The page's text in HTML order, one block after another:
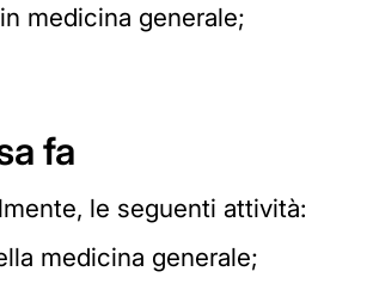
medicina generale;
fa
le seguenti attività:
medicina generale;